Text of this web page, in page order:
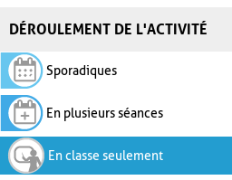
DÉROULEMENT DE L'ACTIVITÉ
Sporadiques
En plusieurs séances
En classe seulement